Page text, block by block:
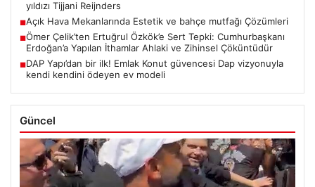
yıldızı Tijjani Reijnders
■Açık Hava Mekanlarında Estetik ve bahçe mutfağı Çözümleri
■Ömer Çelik’ten Ertuğrul Özkök’e Sert Tepki: Cumhurbaşkanı
Erdoğan’a Yapılan İthamlar Ahlaki ve Zihinsel Çöküntüdür
■DAP Yapı’dan bir ilk! Emlak Konut güvencesi Dap vizyonuyla
kendi kendini ödeyen ev modeli
Güncel